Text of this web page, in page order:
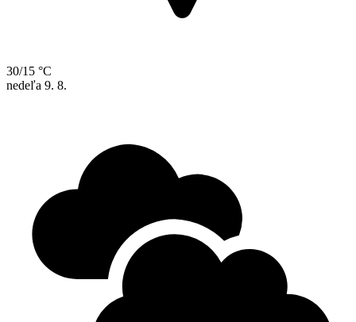
30/15 °C
nedeľa 9. 8.